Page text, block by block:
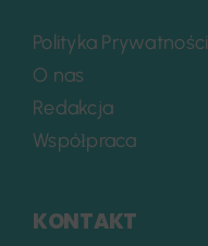
Polityka Prywatności
O nas
Redakcja
Współpraca
KONTAKT